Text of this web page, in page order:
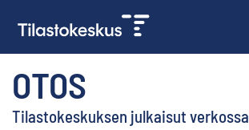
OTOS
Tilastokeskuksen julkaisut verkossa